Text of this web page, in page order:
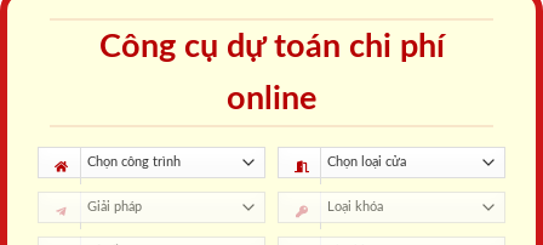
Công cụ dự toán chi phí
online